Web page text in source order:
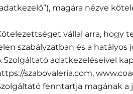
magára nézve
vállal arra, hogy
szabályzatban és a
Szolgáltató adatkezeléseivel
szabovaleria.com,
fenntartja magának